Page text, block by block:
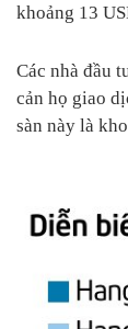
khoảng 13
Các nhà đầu
cản họ giao
sàn này là